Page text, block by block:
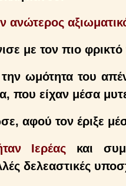
ανώτερος
με τον πιο
ωμότητα του
που είχαν μέσα
αφού τον έριξε
Ιερέας και
δελεαστικές